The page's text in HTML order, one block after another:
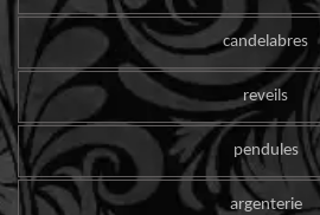
candelabres
reveils
pendules
argenterie